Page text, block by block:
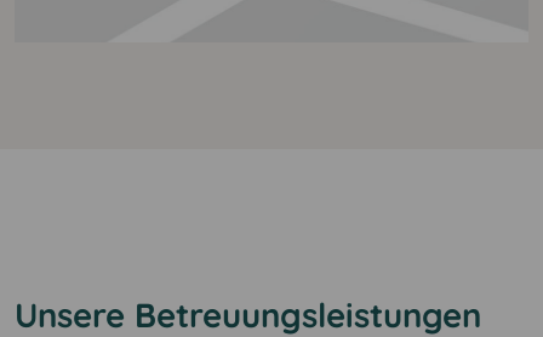
Unsere Betreuungsleistungen